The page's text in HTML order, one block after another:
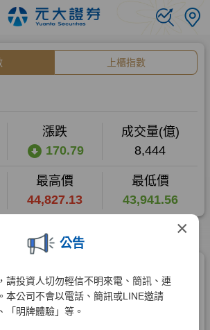
×
公告
請投資人切勿輕信不明來電、簡訊、連
本公司不會以電話、簡訊或LINE邀請
「明牌體驗」等。